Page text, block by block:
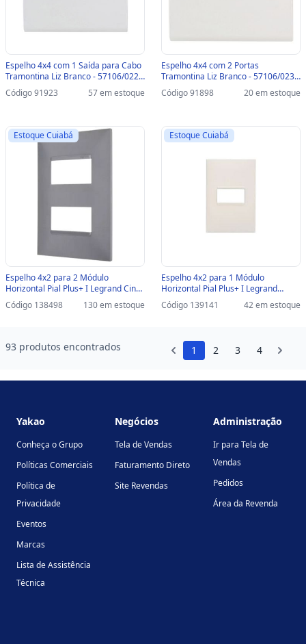
Espelho 4x4 com 1 Saída para Cabo
Tramontina Liz Branco - 57106/022 -
57106/022
Código 91923 57 em estoque
Espelho 4x4 com 2 Portas
Tramontina Liz Branco - 57106/023 -
57106/023
Código 91898 20 em estoque
Estoque Cuiabá
Espelho 4x2 para 2 Módulo
Horizontal Pial Plus+ I Legrand Cinza
- 618506CZ - sem Suporte -
618506CZ
Código 138498 130 em estoque
Estoque Cuiabá
Espelho 4x2 para 1 Módulo
Horizontal Pial Plus+ I Legrand
Branco - 618501BC - sem Suporte -
618501BC
Código 139141 42 em estoque
93 produtos encontrados 1 2 3 4
Yakao
Conheça o Grupo
Políticas Comerciais
Política de
Privacidade
Eventos
Marcas
Lista de Assistência
Técnica
Negócios
Tela de Vendas
Faturamento Direto
Site Revendas
Administração
Ir para Tela de
Vendas
Pedidos
Área da Revenda